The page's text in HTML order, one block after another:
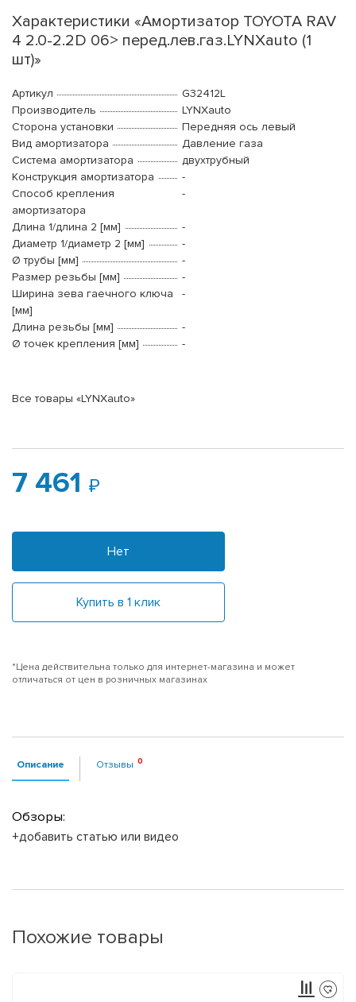
Характеристики «Амортизатор TOYOTA RAV
4 2.0-2.2D 06> перед.лев.газ.LYNXauto (1
шт)»
Артикул
G32412L
Производитель
LYNXauto
Сторона установки
Передняя ось левый
Вид амортизатора
Давление газа
Система амортизатора
двухтрубный
Конструкция амортизатора
-
Способ крепления
амортизатора
-
Длина 1/длина 2 [мм]
-
Диаметр 1/диаметр 2 [мм]
-
Ø трубы [мм]
-
Размер резьбы [мм]
-
Ширина зева гаечного ключа
[мм]
-
Длина резьбы [мм]
-
Ø точек крепления [мм]
-
Все товары «LYNXauto»
7 461
Нет
Купить в 1 клик
*Цена действительна только для интернет-магазина и может
отличаться от цен в розничных магазинах
Описание Отзывы
Обзоры:
+добавить статью или видео
Похожие товары